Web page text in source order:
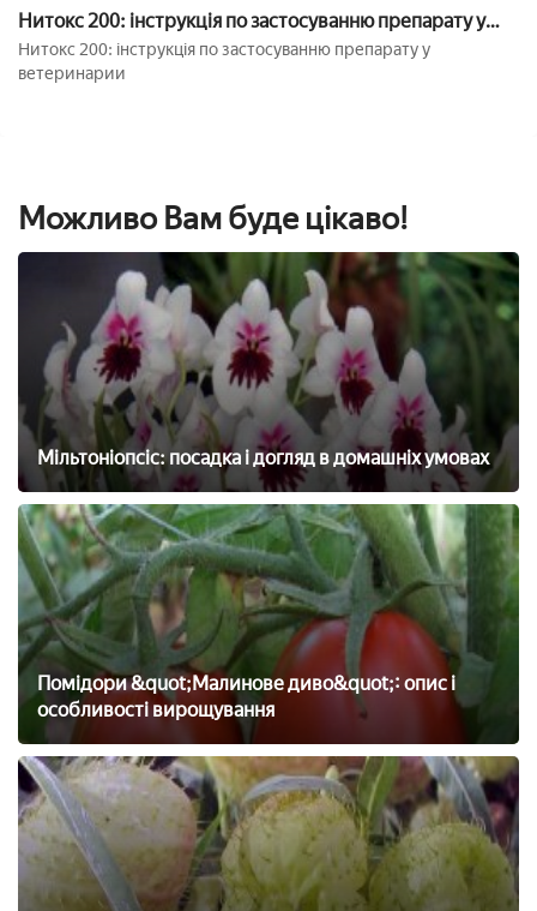
Нитокс 200: інструкція по застосуванню препарату у
ветеринарії
Нитокс 200: інструкція по застосуванню препарату у
ветеринарии
Можливо Вам буде цікаво!
Мільтоніопсіс: посадка і догляд в домашніх умовах
Помідори &quot;Малинове диво&quot;: опис і
особливості вирощування